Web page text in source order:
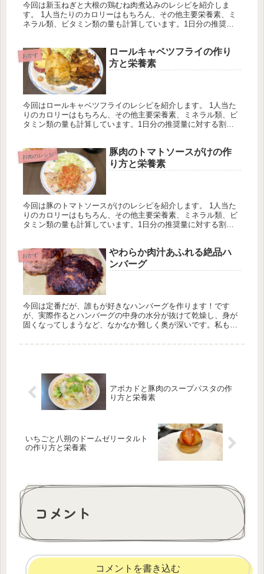
今回は新玉ねぎと大根の鶏むね肉煮込みのレシピを紹介しま
す。 1人当たりのカロリーはもちろん、その他主要栄養素、ミ
ネラル類、ビタミン類の量も計算しています。1日分の推奨量
おかず
ロールキャベツフライの作り
方と栄養素
今回はロールキャベツフライのレシピを紹介します。 1人当た
りのカロリーはもちろん、その他主要栄養素、ミネラル類、ビ
タミン類の量も計算しています。1日分の推奨量に対する割合
お肉のレシピ
豚肉のトマトソースがけの作
り方と栄養素
今回は豚のトマトソースがけのレシピを紹介します。 1人当た
りのカロリーはもちろん、その他主要栄養素、ミネラル類、ビ
タミン類の量も計算しています。1日分の推奨量に対する割合
おかず
やわらか肉汁あふれる絶品ハ
ンバーグ
今回は定番だが、誰もが好きなハンバーグを作ります！です
が、実際作るとハンバーグの中身の水分が抜けて乾燥し、身が
固くなってしまうなど、なかなか難しく奥が深いです。私も何
アボカドと豚肉のスープパスタの作
り方と栄養素
いちごと八朔のドームゼリータルト
の作り方と栄養素
コメント
コメントを書き込む